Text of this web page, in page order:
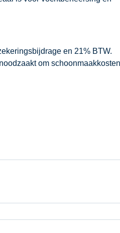
en 21% BTW.
om